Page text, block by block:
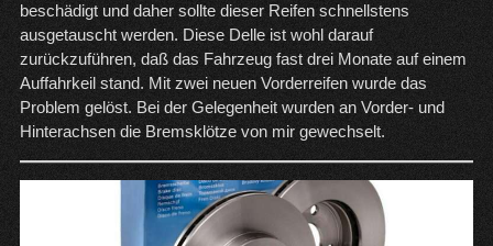
beschädigt und daher sollte dieser Reifen schnellstens
ausgetauscht werden. Diese Delle ist wohl darauf
zurückzuführen, daß das Fahrzeug fast drei Monate auf einem
Auffahrkeil stand. Mit zwei neuen Vorderreifen wurde das
Problem gelöst. Bei der Gelegenheit wurden an Vorder- und
Hinterachsen die Bremsklötze von mir gewechselt.